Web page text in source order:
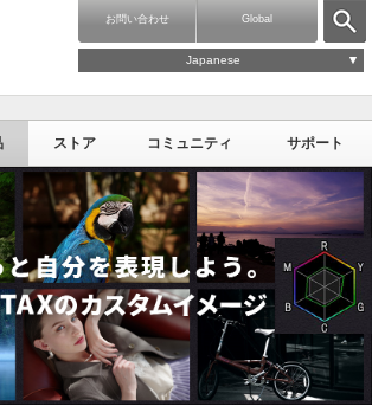
お問い合わせ Global
Japanese
ストア コミュニティ サポート